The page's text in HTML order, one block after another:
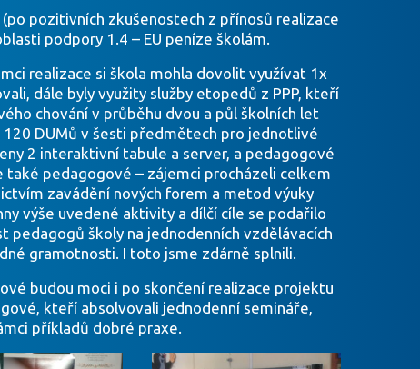
pozitivních zkušenostech z přínosů realizace
podpory 1.4 – EU peníze školám.
realizace si škola mohla dovolit využívat 1x
dále byly využity služby etopedů z PPP, kteří
chování v průběhu dvou a půl školních let
DUMů v šesti předmětech pro jednotlivé
2 interaktivní tabule a server, a pedagogové
pedagogové – zájemci procházeli celkem
zavádění nových forem a metod výuky
výše uvedené aktivity a dílčí cíle se podařilo
školy na jednodenních vzdělávacích
gramotnosti. I toto jsme zdárně splnili.
budou moci i po skončení realizace projektu
kteří absolvovali jednodenní semináře,
příkladů dobré praxe.